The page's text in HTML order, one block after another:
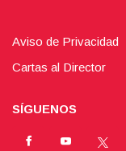
Aviso de Privacidad
Cartas al Director
SÍGUENOS